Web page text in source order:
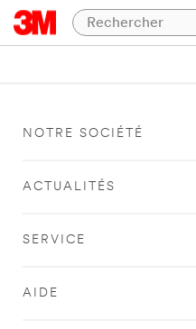
NOTRE SOCIÉTÉ
ACTUALITÉS
SERVICE
AIDE